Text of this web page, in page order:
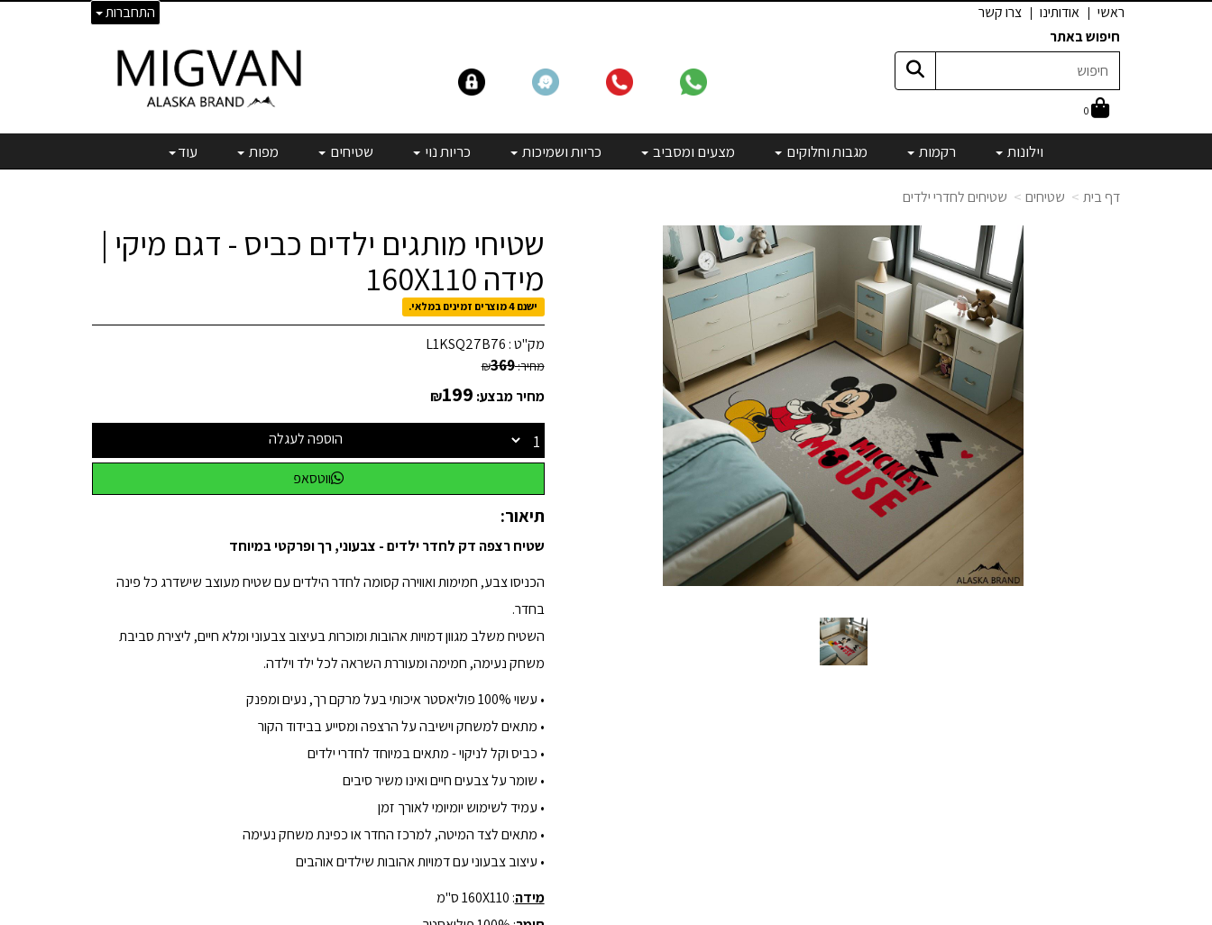
התחברות ראשי אודותינו
צרו קשר
חיפוש באתר
0
וילונות רקמות מגבות וחלוקים מצעים ומסביב כריות ושמיכות כריות נוי שטיחים מפות עוד
דף בית שטיחים שטיחים לחדרי ילדים
שטיחי מותגים ילדים כביס - דגם מיקי |
מידה 160X110
ישנם 4 מוצרים זמינים במלאי.
מק"ט : L1KSQ27B76
מחיר: ₪369
מחיר מבצע: ₪199
הוספה לעגלה
ווטסאפ
תיאור:
שטיח רצפה דק לחדר ילדים - צבעוני, רך ופרקטי במיוחד
הכניסו צבע, חמימות ואווירה קסומה לחדר הילדים עם שטיח מעוצב שישדרג כל פינה
בחדר.
השטיח משלב מגוון דמויות אהובות ומוכרות בעיצוב צבעוני ומלא חיים, ליצירת סביבת
משחק נעימה, חמימה ומעוררת השראה לכל ילד וילדה.
• עשוי 100% פוליאסטר איכותי בעל מרקם רך, נעים ומפנק
• מתאים למשחק וישיבה על הרצפה ומסייע בבידוד הקור
• כביס וקל לניקוי - מתאים במיוחד לחדרי ילדים
• שומר על צבעים חיים ואינו משיר סיבים
• עמיד לשימוש יומיומי לאורך זמן
• מתאים לצד המיטה, למרכז החדר או כפינת משחק נעימה
• עיצוב צבעוני עם דמויות אהובות שילדים אוהבים
מידה: 160X110 ס"מ